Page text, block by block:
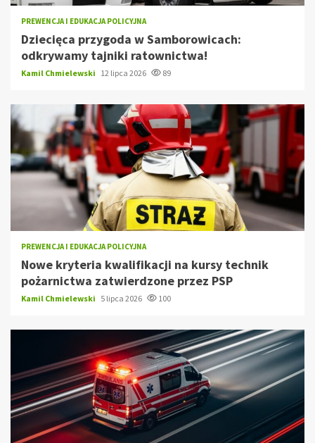
PREWENCJA I EDUKACJA POLICYJNA
Dziecięca przygoda w Samborowicach:
odkrywamy tajniki ratownictwa!
Kamil Chmielewski 12 lipca 2026 89
PREWENCJA I EDUKACJA POLICYJNA
Nowe kryteria kwalifikacji na kursy technik
pożarnictwa zatwierdzone przez PSP
Kamil Chmielewski 5 lipca 2026 100